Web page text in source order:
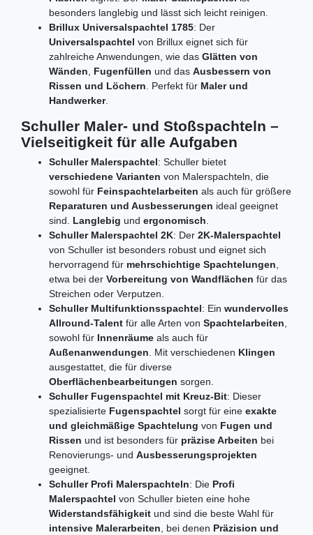
besonders langlebig und lässt sich leicht reinigen.
Brillux Universalspachtel 1785: Der
Universalspachtel von Brillux eignet sich für
zahlreiche Anwendungen, wie das Glätten von
Wänden, Fugenfüllen und das Ausbessern von
Rissen und Löchern. Perfekt für Maler und
Handwerker.
Schuller Maler- und Stoßspachteln –
Vielseitigkeit für alle Aufgaben
Schuller Malerspachtel: Schuller bietet
verschiedene Varianten von Malerspachteln, die
sowohl für Feinspachtelarbeiten als auch für größere
Reparaturen und Ausbesserungen ideal geeignet
sind. Langlebig und ergonomisch.
Schuller Malerspachtel 2K: Der 2K-Malerspachtel
von Schuller ist besonders robust und eignet sich
hervorragend für mehrschichtige Spachtelungen,
etwa bei der Vorbereitung von Wandflächen für das
Streichen oder Verputzen.
Schuller Multifunktionsspachtel: Ein wundervolles
Allround-Talent für alle Arten von Spachtelarbeiten,
sowohl für Innenräume als auch für
Außenanwendungen. Mit verschiedenen Klingen
ausgestattet, die für diverse
Oberflächenbearbeitungen sorgen.
Schuller Fugenspachtel mit Kreuz-Bit: Dieser
spezialisierte Fugenspachtel sorgt für eine exakte
und gleichmäßige Spachtelung von Fugen und
Rissen und ist besonders für präzise Arbeiten bei
Renovierungs- und Ausbesserungsprojekten
geeignet.
Schuller Profi Malerspachteln: Die Profi
Malerspachtel von Schuller bieten eine hohe
Widerstandsfähigkeit und sind die beste Wahl für
intensive Malerarbeiten, bei denen Präzision und